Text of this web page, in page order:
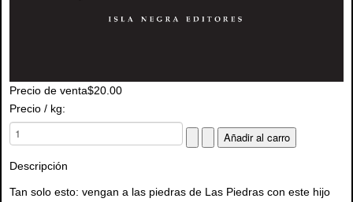
Precio de venta$20.00
Precio / kg:
Descripción
Tan solo esto: vengan a las piedras de Las Piedras con este hijo